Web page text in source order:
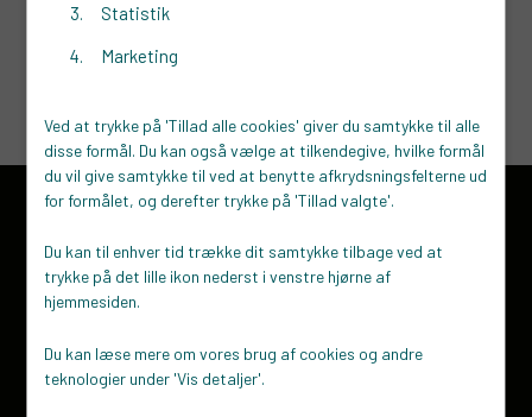
Statistik
Marketing
Ved at trykke på 'Tillad alle cookies' giver du samtykke til alle
disse formål. Du kan også vælge at tilkendegive, hvilke formål
du vil give samtykke til ved at benytte afkrydsningsfelterne ud
for formålet, og derefter trykke på 'Tillad valgte'.
Du kan til enhver tid trække dit samtykke tilbage ved at
trykke på det lille ikon nederst i venstre hjørne af
hjemmesiden.
Du kan læse mere om vores brug af cookies og andre
teknologier under 'Vis detaljer'.
Kontakt
STARTVÆKST Lemvig
Synergien
7620 Lemvig